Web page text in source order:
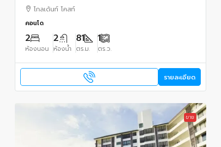
โกลเด้นท์ โคสท์
คอนโด
2
ห้องนอน
2
ห้องน้ำ
81
ตร.ม.
1
ตร.ว.
รายละเอียด
ขาย